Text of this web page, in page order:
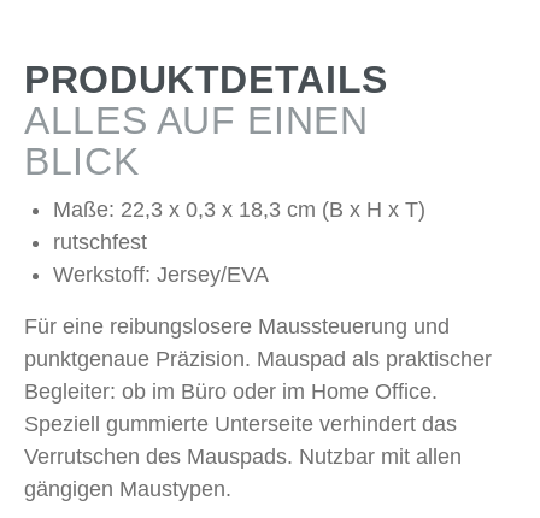
PRODUKTDETAILS
ALLES AUF EINEN
BLICK
Maße: 22,3 x 0,3 x 18,3 cm (B x H x T)
rutschfest
Werkstoff: Jersey/EVA
Für eine reibungslosere Maussteuerung und
punktgenaue Präzision. Mauspad als praktischer
Begleiter: ob im Büro oder im Home Office.
Speziell gummierte Unterseite verhindert das
Verrutschen des Mauspads. Nutzbar mit allen
gängigen Maustypen.